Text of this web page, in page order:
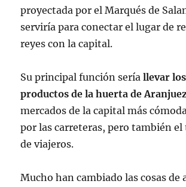
proyectada por el Marqués de
serviría para conectar el lugar de
reyes con la capital.
Su principal función seríallevar
productos de la huerta de
mercados de la capital más
por las carreteras, pero también
de viajeros.
Mucho han cambiado las cosas de